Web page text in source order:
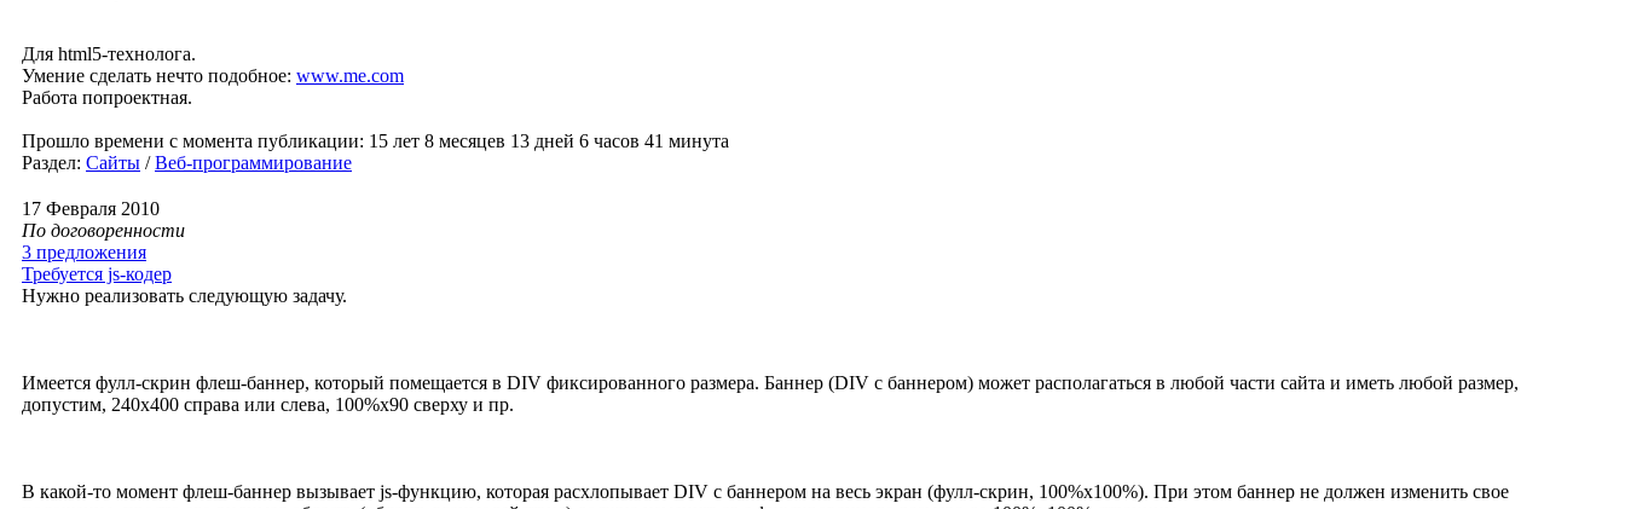
Для html5-технолога.
Умение сделать нечто подобное: www.me.com
Работа попроектная.
Прошло времени с момента публикации: 15 лет 8 месяцев 13 дней 6 часов 41 минута
Раздел: Сайты /Веб-программирование
17 Февраля 2010
По договоренности
3 предложения
Требуется js-кодер
Нужно реализовать следующую задачу.
Имеется фулл-скрин флеш-баннер, который помещается в DIV фиксированного размера. Баннер (DIV с баннером) может располагаться в любой части сайта и иметь любой размер,
допустим, 240х400 справа или слева, 100%х90 сверху и пр.
В какой-то момент флеш-баннер вызывает js-функцию, которая расхлопывает DIV с баннером на весь экран (фулл-скрин, 100%х100%). При этом баннер не должен изменить свое